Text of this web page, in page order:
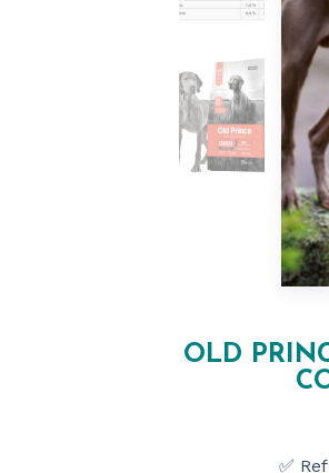
OLD
✅